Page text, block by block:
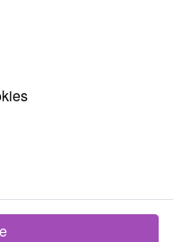
na místě